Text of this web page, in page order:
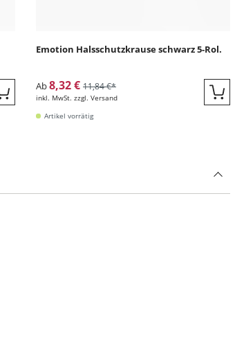
Quickbuy
Emotion Halsschutzkrause schwarz 5-Rol.
Ab8,32 € 11,84 €*
inkl. MwSt. zzgl. Versand
Artikel vorrätig